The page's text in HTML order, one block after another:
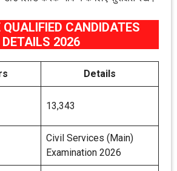
QUALIFIED CANDIDATES
DETAILS 2026
Details
13,343
Civil Services (Main)
Examination 2026